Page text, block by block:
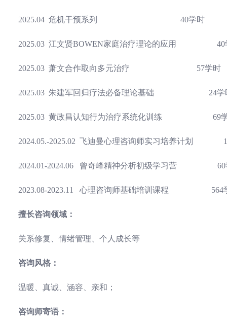
2025.04 危机干预系列 40学时
2025.03 江文贤BOWEN家庭治疗理论的应用
2025.03 萧文合作取向多元治疗 57学时
2025.03 朱建军回归疗法必备理论基础 24学
2025.03 黄政昌认知行为治疗系统化训练 69
2024.05.-2025.02 飞迪曼心理咨询师实习培养计划
2024.01-2024.06 曾奇峰精神分析初级学习营 6
2023.08-2023.11 心理咨询师基础培训课程 564
擅长咨询领域：
关系修复、情绪管理、个人成长等
咨询风格：
温暖、真诚、涵容、亲和；
咨询师寄语：